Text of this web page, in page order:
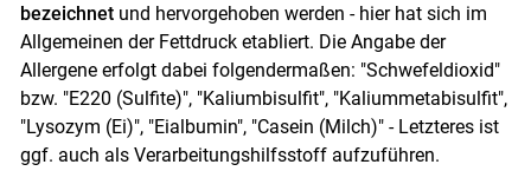
bezeichnet und hervorgehoben werden - hier hat sich im
Allgemeinen der Fettdruck etabliert. Die Angabe der
Allergene erfolgt dabei folgendermaßen: "Schwefeldioxid"
bzw. "E220 (Sulfite)", "Kaliumbisulfit", "Kaliummetabisulfit",
"Lysozym (Ei)", "Eialbumin", "Casein (Milch)" - Letzteres ist
ggf. auch als Verarbeitungshilfsstoff aufzuführen.